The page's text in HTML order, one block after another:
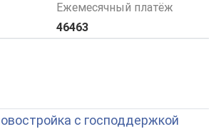
Ежемесячный платёж
46463
с господдержкой